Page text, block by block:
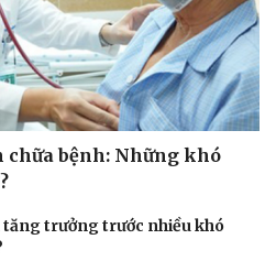
bệnh: Những khó
tăng trưởng trước nhiều khó